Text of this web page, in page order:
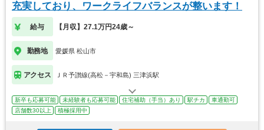
充実しており、ワークライフバランスが整います！
給与 【月収】27.1万円24歳～
勤務地 愛媛県 松山市
アクセス ＪＲ予讃線(高松－宇和島) 三津浜駅
新卒も応募可能 未経験者も応募可能 住宅補助（手当）あり 駅チカ
車通勤可
店舗数30以上
積極採用中